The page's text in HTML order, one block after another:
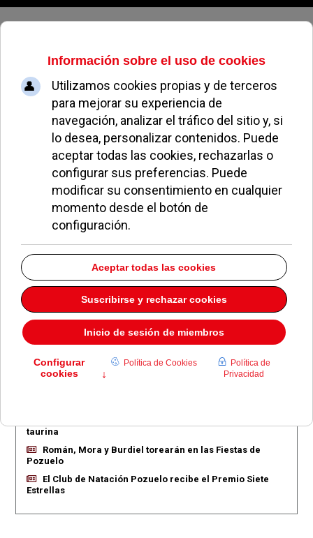
Domingo, 09 de agosto de 2026
Herbolario Salus
Dirección: C/ Roberto Martín Holgado s/n
Pozuelo de Alarcón
Madrid
28223
Teléfono: 917156986
Descargar la información como:
EN PORTADA
Pozuelo aprueba las 775 viviendas de Huerta Grande
taurina
Román, Mora y Burdiel torearán en las Fiestas de
Pozuelo
El Club de Natación Pozuelo recibe el Premio Siete
Estrellas